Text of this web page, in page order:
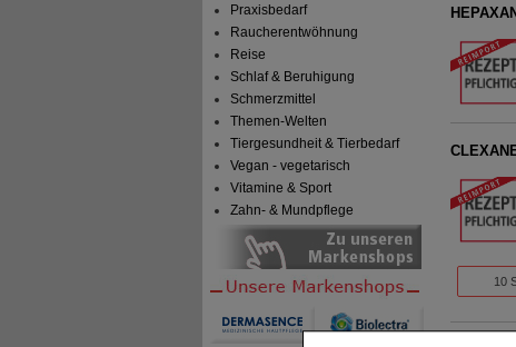
Praxisbedarf
Raucherentwöhnung
Reise
Schlaf & Beruhigung
Schmerzmittel
Themen-Welten
Tiergesundheit & Tierbedarf
Vegan - vegetarisch
Vitamine & Sport
Zahn- & Mundpflege
10